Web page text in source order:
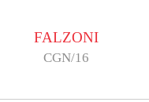
FALZONI
CGN/16